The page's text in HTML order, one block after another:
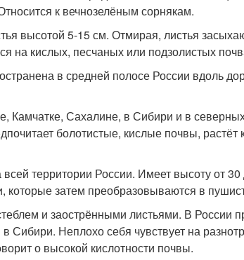
к вечнозелёным сорнякам.
высотой 5-15 см. Отмирая, листья
на кислых, песчаных или подзолистых
в средней полосе России вдоль
Камчатке, Сахалине, в Сибири и в
болотистые, кислые почвы, растёт
территории России. Имеет высоту от
которые затем преобразовываются в
и заострёнными листьями. В России
Сибири. Неплохо себя чувствует на
о высокой кислотности почвы.